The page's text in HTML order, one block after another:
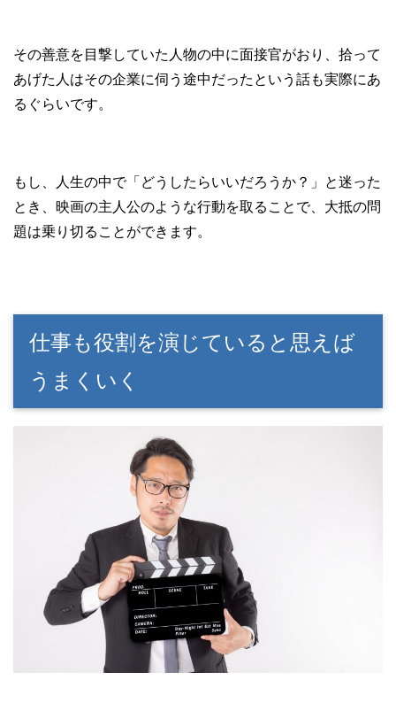
その善意を目撃していた人物の中に面接官がおり、拾って
あげた人はその企業に伺う途中だったという話も実際にあ
るぐらいです。
もし、人生の中で「どうしたらいいだろうか？」と迷った
とき、映画の主人公のような行動を取ることで、大抵の問
題は乗り切ることができます。
仕事も役割を演じていると思えば
うまくいく